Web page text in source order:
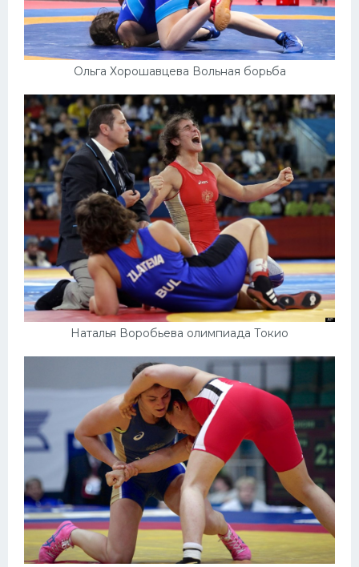
Ольга Хорошавцева Вольная борьба
Наталья Воробьева олимпиада Токио